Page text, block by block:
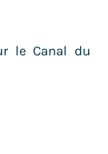
le Canal du